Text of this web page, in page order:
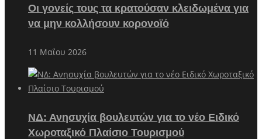
Οι γονείς τους τα κρατούσαν κλειδωμένα για
να μην κολλήσουν κορονοϊό
11 Μαΐου 2026
ΝΔ: Ανησυχία βουλευτών για το νέο Ειδικό
Χωροταξικό Πλαίσιο Τουρισμού